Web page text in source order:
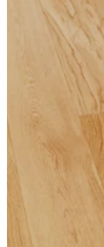
Pure Line
Eiche
Abmessungen
Weitere
Ein ruhiger